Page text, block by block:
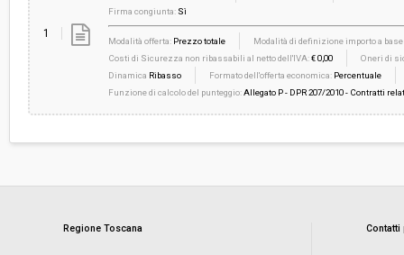
1
Firma congiunta: Sì
Modalità offerta: Prezzo totale
Modalità di definizione importo a base
Costi di Sicurezza non ribassabili al netto dell'IVA:€ 0,00
Oneri di
Dinamica Ribasso Formato dell'offerta economica: Percentuale
Funzione di calcolo del punteggio:Allegato P - DPR 207/2010 - Contratti
Regione Toscana